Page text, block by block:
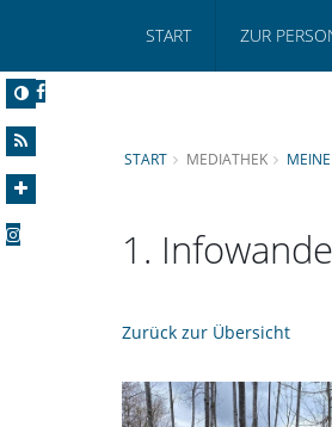
START ZUR
START MEDIATHEK
1.
Zurück zur Übersicht